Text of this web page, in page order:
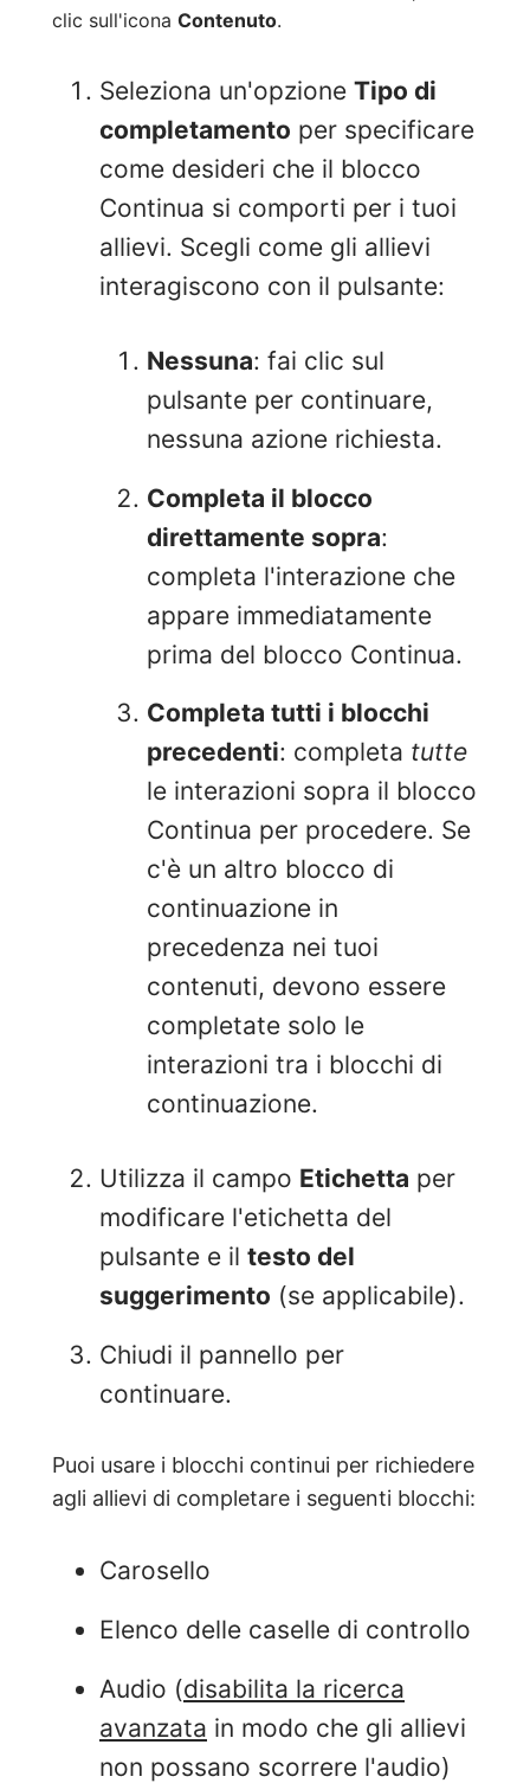
clic sull'icona Contenuto.
Seleziona un'opzione Tipo di
completamento per specificare
come desideri che il blocco
Continua si comporti per i tuoi
allievi. Scegli come gli allievi
interagiscono con il pulsante:
Nessuna: fai clic sul
pulsante per continuare,
nessuna azione richiesta.
Completa il blocco
direttamente sopra:
completa l'interazione che
appare immediatamente
prima del blocco Continua.
Completa tutti i blocchi
precedenti: completa tutte
le interazioni sopra il blocco
Continua per procedere. Se
c'è un altro blocco di
continuazione in
precedenza nei tuoi
contenuti, devono essere
completate solo le
interazioni tra i blocchi di
continuazione.
Utilizza il campo Etichetta per
modificare l'etichetta del
pulsante e il testo del
suggerimento (se applicabile).
Chiudi il pannello per
continuare.
Puoi usare i blocchi continui per richiedere
agli allievi di completare i seguenti blocchi:
Carosello
Elenco delle caselle di controllo
Audio (disabilita la ricerca
avanzata in modo che gli allievi
non possano scorrere l'audio)